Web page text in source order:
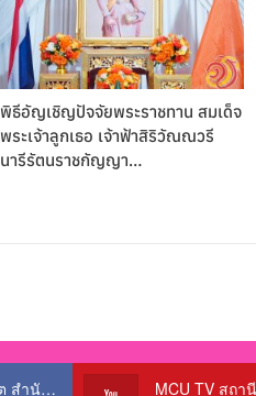
พิธีอัญเชิญปัจจัยพระราชทาน สมเด็จ
พระเจ้าลูกเธอ เจ้าฟ้าสิริวัณณวรี
นารีรัตนราชกัญญา…
กองกิจการนิสิต สำนักงานอธิการบดี